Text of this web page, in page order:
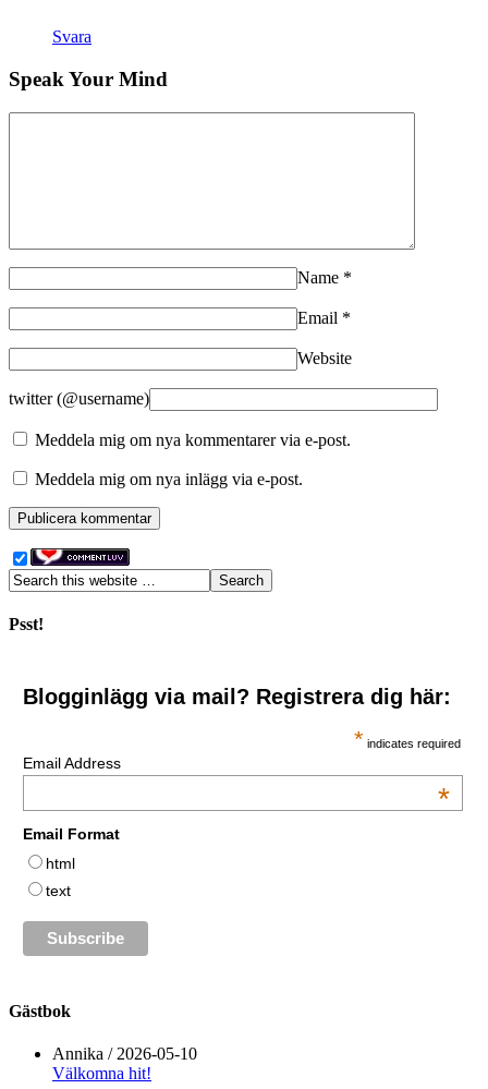
Svara
Speak Your Mind
Name *
Email *
Website
twitter (@username)
Meddela mig om nya kommentarer via e-post.
Meddela mig om nya inlägg via e-post.
Psst!
Blogginlägg via mail? Registrera dig här:
* indicates required
Email Address
*
Email Format
html
text
Gästbok
Annika / 2026-05-10
Välkomna hit!